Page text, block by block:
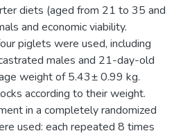
diets (aged from 21 to 35 and
and economic viability.
piglets were used, including
males and 21-day-old
weight of 5.43± 0.99 kg.
according to their weight.
in a completely randomized
used: each repeated 8 times